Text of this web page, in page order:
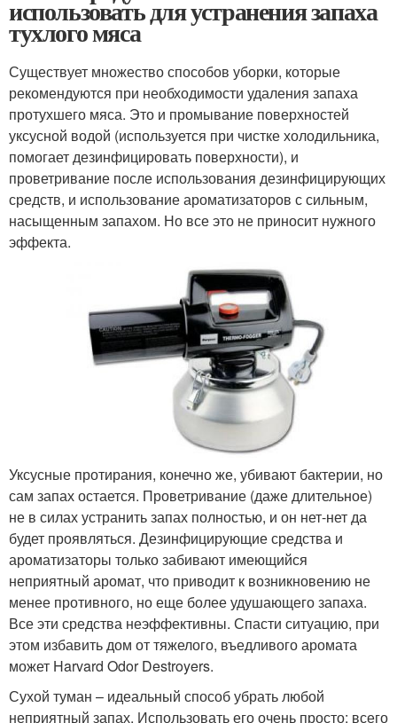
использовать для устранения запаха
тухлого мяса
Существует множество способов уборки, которые
рекомендуются при необходимости удаления запаха
протухшего мяса. Это и промывание поверхностей
уксусной водой (используется при чистке холодильника,
помогает дезинфицировать поверхности), и
проветривание после использования дезинфицирующих
средств, и использование ароматизаторов с сильным,
насыщенным запахом. Но все это не приносит нужного
эффекта.
Уксусные протирания, конечно же, убивают бактерии, но
сам запах остается. Проветривание (даже длительное)
не в силах устранить запах полностью, и он нет-нет да
будет проявляться. Дезинфицирующие средства и
ароматизаторы только забивают имеющийся
неприятный аромат, что приводит к возникновению не
менее противного, но еще более удушающего запаха.
Все эти средства неэффективны. Спасти ситуацию, при
этом избавить дом от тяжелого, въедливого аромата
может Harvard Odor Destroyers.
Сухой туман – идеальный способ убрать любой
неприятный запах. Использовать его очень просто: всего